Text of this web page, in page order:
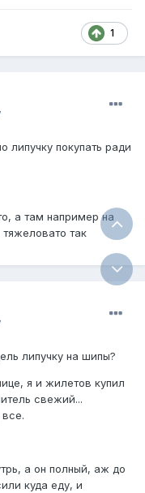
1
покупать ради
а там например на
так
липучку на шипы?
я и жилетов купил
свежий...
а он полный, аж до
куда еду, и